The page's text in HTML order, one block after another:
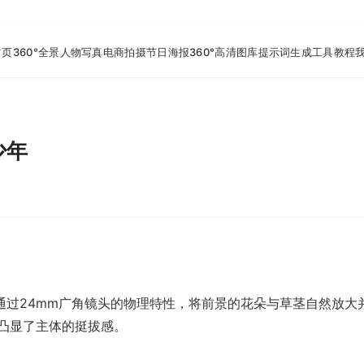
360°全景 人物写真电商拍摄节日海报360°高清图库提示词生成工具教程
年
过24mm广角镜头的物理特性，将前景的花朵与草茎自然放大
了主体的挺拔感。